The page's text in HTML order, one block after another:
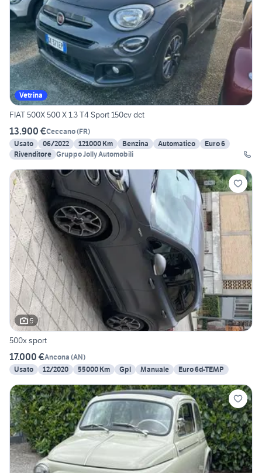
Vetrina
FIAT 500X 500 X 1.3 T4 Sport 150cv dct
13.900 €Ceccano(FR)
Usato
06/2022 121000 Km Benzina Automatico
Euro 6
Rivenditore Gruppo Jolly Automobili
5
500x sport
17.000 €Ancona (AN)
Usato
12/2020 55000 Km Gpl Manuale Euro 6d-TEMP